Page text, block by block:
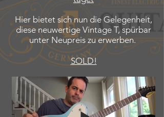
Hier bietet sich nun die Gelegenheit,
diese neuwertige Vintage T, spürbar
unter Neupreis zu erwerben.
SOLD!